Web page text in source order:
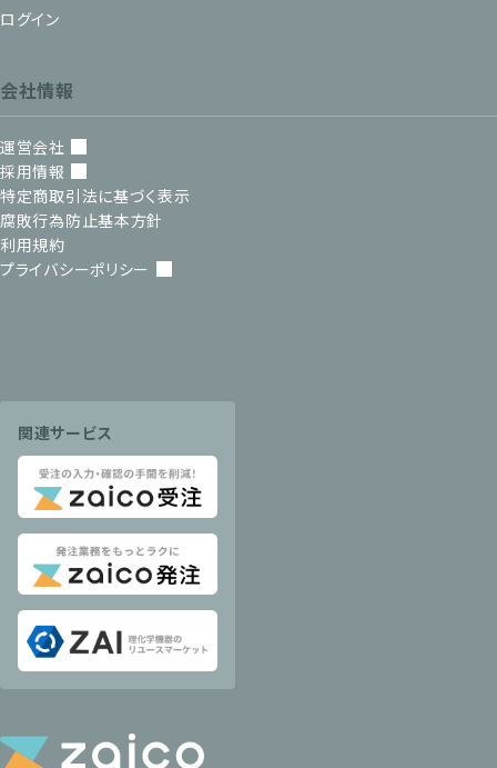
ログイン
会社情報
運営会社
採用情報
特定商取引法に基づく表示
腐敗行為防止基本方針
利用規約
プライバシーポリシー
関連サービス